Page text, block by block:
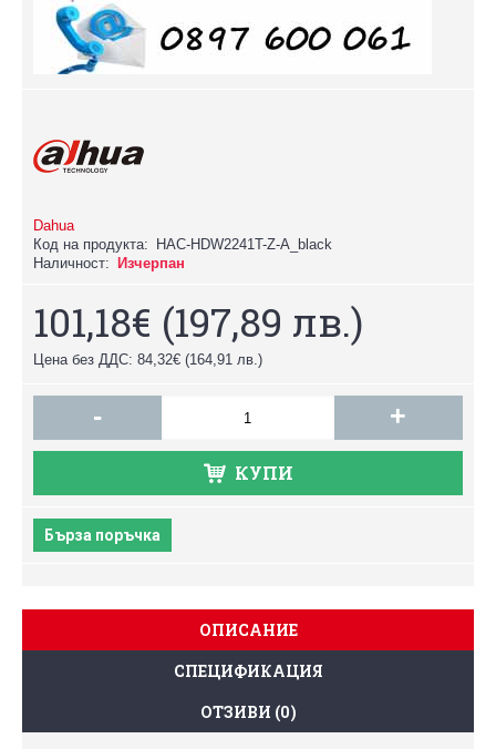
Dahua
Код на продукта:
HAC-HDW2241T-Z-A_black
Наличност:
Изчерпан
101,18€ (197,89 лв.)
Цена без ДДС: 84,32€ (164,91 лв.)
- +
КУПИ
Бърза поръчка
ОПИСАНИЕ
СПЕЦИФИКАЦИЯ
ОТЗИВИ (0)